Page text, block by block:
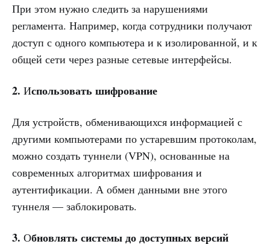
При этом нужно следить за нарушениями
регламента. Например, когда сотрудники получают
доступ с одного компьютера и к изолированной, и к
общей сети через разные сетевые интерфейсы.
2. Использовать шифрование
Для устройств, обменивающихся информацией с
другими компьютерами по устаревшим протоколам,
можно создать туннели (VPN), основанные на
современных алгоритмах шифрования и
аутентификации. А обмен данными вне этого
туннеля — заблокировать.
3. Обновлять системы до доступных версий